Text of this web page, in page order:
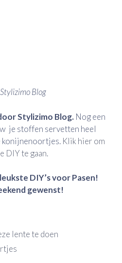
Blog
Stylizimo Blog. Nog een
je stoffen servetten heel
konijnenoortjes. Klik hier om
DIY te gaan.
DIY’s voor Pasen!
gewenst!
lente te doen